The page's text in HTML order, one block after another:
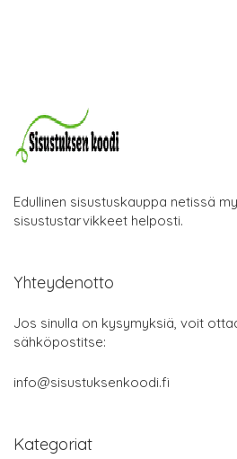
Edullinen sisustuskauppa netissä
sisustustarvikkeet helposti.
Yhteydenotto
Jos sinulla on kysymyksiä, voit
sähköpostitse:
info@sisustuksenkoodi.fi
Kategoriat